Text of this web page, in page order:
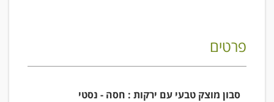
פרטים
סבון מוצק טבעי עם ירקות : חסה - נסטי